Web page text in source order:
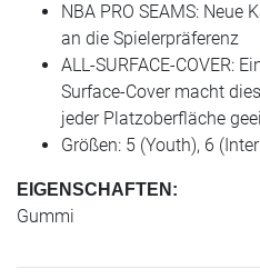
NBA PRO SEAMS:
an die Spielerpräferenz
ALL-SURFACE-COVER:
Surface-Cover macht
jeder Platzoberfläche
Größen: 5 (Youth), 6
EIGENSCHAFTEN:
Gummi